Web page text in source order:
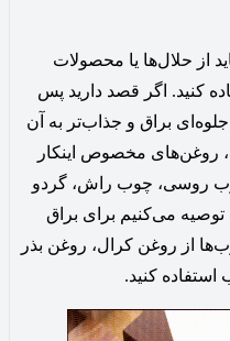
از حلال‌ها یا محصولات
کنید. اگر قصد دارید پس
براق و جذاب‌تر به آن
روغن‌های مخصوص اینکار
چوب روسی، چوب راش، گردو
می‌کنیم برای براق
از روغن کرال، روغن بذر
کنید.